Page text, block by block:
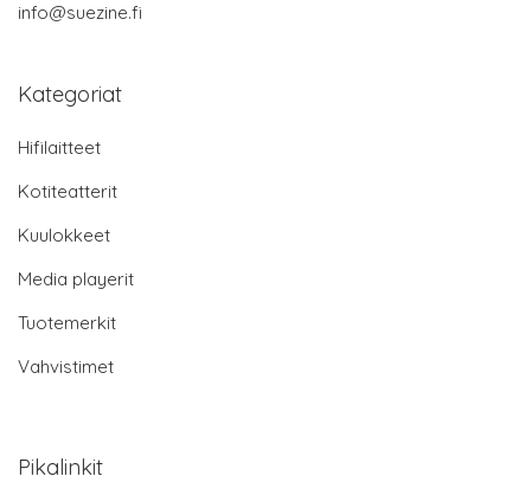
info@suezine.fi
Kategoriat
Hifilaitteet
Kotiteatterit
Kuulokkeet
Media playerit
Tuotemerkit
Vahvistimet
Pikalinkit